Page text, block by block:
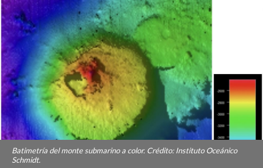
Batimetría del monte submarino a color. Crédito: Instituto Oceánico
Schmidt.